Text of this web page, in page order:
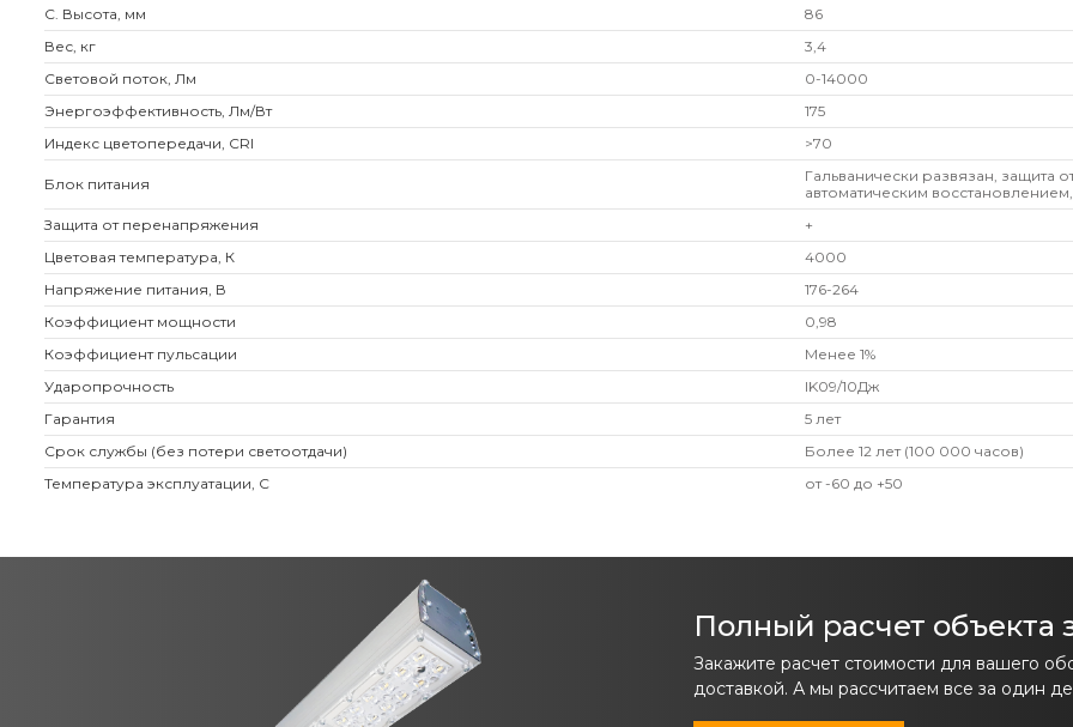
C. Высота, мм
86
Вес, кг
3,4
Световой поток, Лм
0-14000
Энергоэффективность, Лм/Вт
175
Индекс цветопередачи, CRI
>70
Блок питания
Гальванически развязан, защита
автоматическим
Защита от перенапряжения
+
Цветовая температура, К
4000
Напряжение питания, В
176-264
Коэффициент мощности
0,98
Коэффициент пульсации
Менее 1%
Ударопрочность
IK09/10Дж
Гарантия
5 лет
Срок службы (без потери светоотдачи)
Более 12 лет (100 000 часов)
Температура эксплуатации, С
от -60 до +50
Полный расчет объекта
Закажите расчет стоимости для вашего
доставкой. А мы рассчитаем все за один